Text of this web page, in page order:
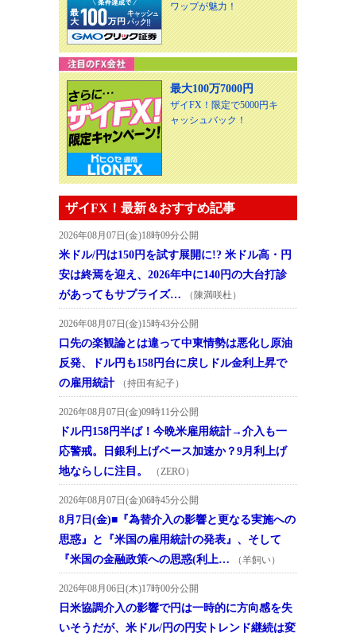
ワップが魅力！
最大100万7000円
ザイFX！限定で5000円キ
ャッシュバック！
ザイFX！最新＆おすすめ記事
2026年08月07日(金)18時09分公開
米ドル/円は150円を試す展開に!? 米ドル高・円
安は終焉を迎え、2026年中に140円の大台打診
があってもサプライズ…
（陳満咲杜）
2026年08月07日(金)15時43分公開
口先の楽観論とは違って中東情勢は悪化し原油
反発、ドル円も158円台に戻しドル金利上昇で
の雇用統計
（持田有紀子）
2026年08月07日(金)09時11分公開
ドル円158円半ば！今晩米雇用統計→介入も一
応警戒。日銀利上げペース加速か？9月利上げ
地ならしに注目。
（ZERO）
2026年08月07日(金)06時45分公開
8月7日(金)■『為替介入の影響と更なる実施への
思惑』と『米国の雇用統計の発表』、そして
『米国の金融政策への思惑(利上…
（羊飼い）
2026年08月06日(木)17時00分公開
日米協調介入の影響で円は一時的に方向感を失
いそうだが、米ドル/円の円安トレンド継続は変